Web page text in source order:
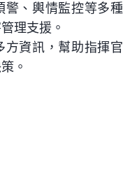
警、輿情監控等多種
理支援。
方資訊，幫助指揮官
。